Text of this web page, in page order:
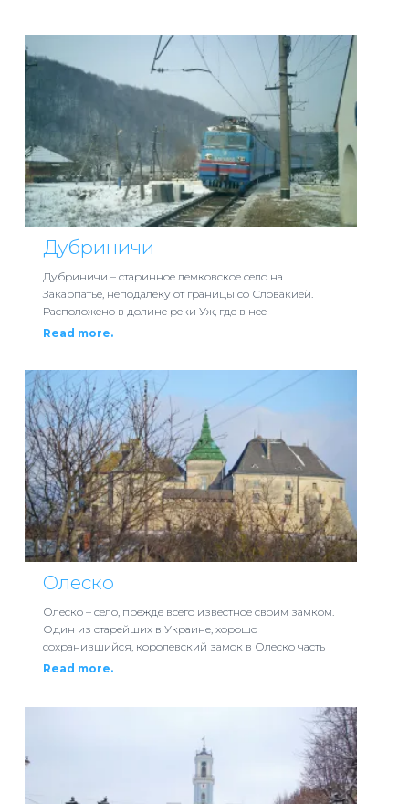
Дубриничи
Дубриничи – старинное лемковское село на
Закарпатье, неподалеку от границы со Словакией.
Расположено в долине реки Уж, где в нее
Read more.
Олеско
Олеско – село, прежде всего известное своим замком.
Один из старейших в Украине, хорошо
сохранившийся, королевский замок в Олеско часть
Read more.